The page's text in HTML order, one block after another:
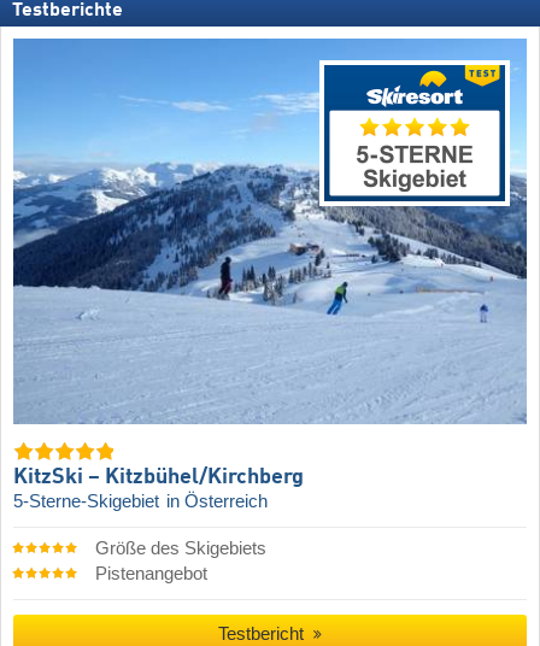
Testberichte
KitzSki – Kitzbühel/​Kirchberg
5-Sterne-Skigebiet in Österreich
Größe des Skigebiets
Pistenangebot
Testbericht